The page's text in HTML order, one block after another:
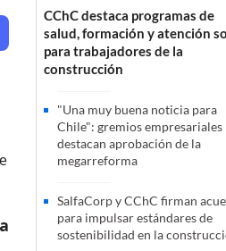
CChC destaca programas de
salud, formación y atención
para trabajadores de la
construcción
"Una muy buena noticia para
Chile": gremios empresariales
destacan aprobación de la
megarreforma
SalfaCorp y CChC firman
para impulsar estándares de
sostenibilidad en la